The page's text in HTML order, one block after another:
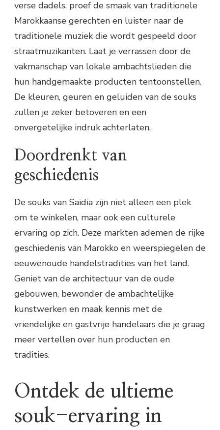
verse dadels, proef de smaak van traditionele
Marokkaanse gerechten en luister naar de
traditionele muziek die wordt gespeeld door
straatmuzikanten. Laat je verrassen door de
vakmanschap van lokale ambachtslieden die
hun handgemaakte producten tentoonstellen.
De kleuren, geuren en geluiden van de souks
zullen je zeker betoveren en een
onvergetelijke indruk achterlaten.
Doordrenkt van
geschiedenis
De souks van Saïdia zijn niet alleen een plek
om te winkelen, maar ook een culturele
ervaring op zich. Deze markten ademen de rijke
geschiedenis van Marokko en weerspiegelen de
eeuwenoude handelstradities van het land.
Geniet van de architectuur van de oude
gebouwen, bewonder de ambachtelijke
kunstwerken en maak kennis met de
vriendelijke en gastvrije handelaars die je graag
meer vertellen over hun producten en
tradities.
Ontdek de ultieme
souk-ervaring in